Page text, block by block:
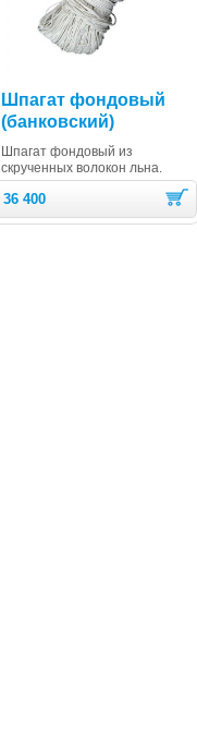
Шпагат фондовый
(банковский)
Шпагат фондовый из
скрученных волокон льна.
36 400